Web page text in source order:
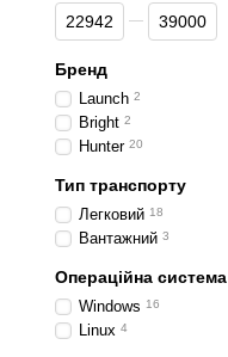
Від Ціна, грн
До Ціна, грн
Бренд
Launch 2
Bright 2
Hunter 20
Тип транспорту
Легковий 18
Вантажний 3
Операційна система
Windows 16
Linux 4